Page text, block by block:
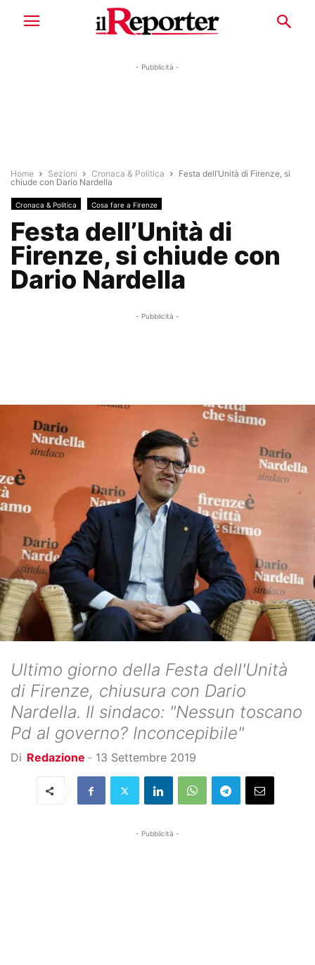
- Pubblicità -
Home Sezioni Cronaca & Politica
Festa dell’Unità di Firenze, si
chiude con Dario Nardella
Cronaca & Politica Cosa fare a Firenze
Festa dell’Unità di
Firenze, si chiude con
Dario Nardella
- Pubblicità -
Ultimo giorno della Festa dell'Unità
di Firenze, chiusura con Dario
Nardella. Il sindaco: "Nessun toscano
Pd al governo? Inconcepibile"
Di Redazione - 13 Settembre 2019
- Pubblicità -